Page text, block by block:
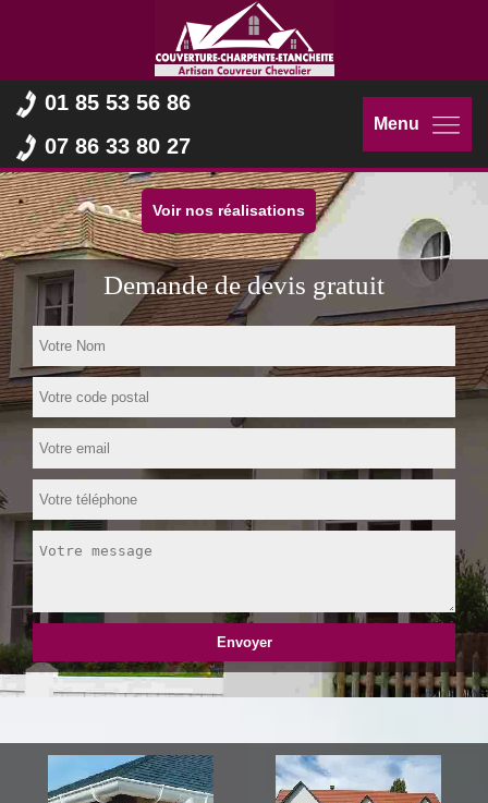
01 85 53 56 86
07 86 33 80 27
Menu
Voir nos réalisations
Demande de devis gratuit